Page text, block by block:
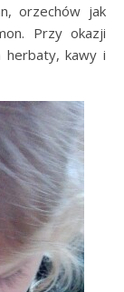
orzechów jak
Przy okazji
herbaty, kawy i